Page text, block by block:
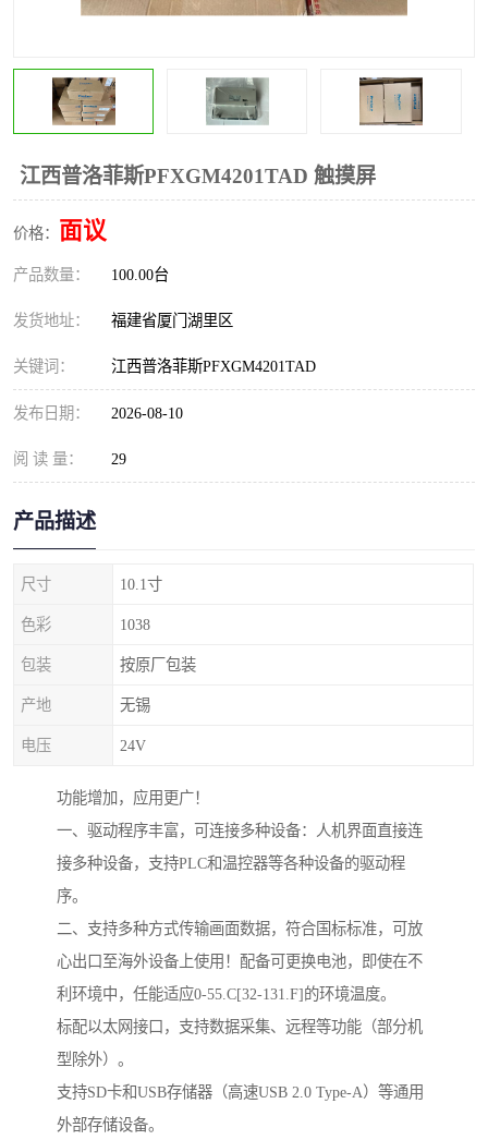
江西普洛菲斯PFXGM4201TAD 触摸屏
价格： 面议
产品数量： 100.00台
发货地址： 福建省厦门湖里区
关键词： 江西普洛菲斯PFXGM4201TAD
发布日期： 2026-08-10
阅 读 量： 29
产品描述
尺寸 10.1寸
色彩 1038
包装 按原厂包装
产地 无锡
电压 24V
功能增加，应用更广！
一、驱动程序丰富，可连接多种设备：人机界面直接连
接多种设备，支持PLC和温控器等各种设备的驱动程
序。
二、支持多种方式传输画面数据，符合国标标准，可放
心出口至海外设备上使用！配备可更换电池，即使在不
利环境中，任能适应0-55.C[32-131.F]的环境温度。
标配以太网接口，支持数据采集、远程等功能（部分机
型除外）。
支持SD卡和USB存储器（高速USB 2.0 Type-A）等通用
外部存储设备。